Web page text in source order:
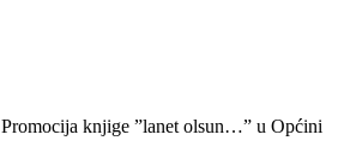
Promocija knjige ”lanet olsun…” u Općini